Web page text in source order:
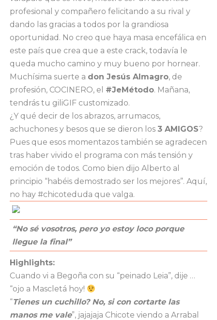
profesional y compañero felicitando a su rival y
dando las gracias a todos por la grandiosa
oportunidad. No creo que haya masa encefálica en
este país que crea que a este crack, todavía le
queda mucho camino y muy bueno por hornear.
Muchísima suerte a don Jesús Almagro, de
profesión, COCINERO, el #JeMétodo. Mañana,
tendrás tu giliGIF customizado.
¿Y qué decir de los abrazos, arrumacos,
achuchones y besos que se dieron los 3 AMIGOS?
Pues que esos momentazos también se agradecen
tras haber vivido el programa con más tensión y
emoción de todos. Como bien dijo Alberto al
principio “habéis demostrado ser los mejores”. Aquí,
no hay #chicoteduda que valga.
“No sé vosotros, pero yo estoy loco porque
llegue la final”
Highlights:
Cuando vi a Begoña con su “peinado Leia”, dije …
“ojo a Mascletá hoy!
“Tienes un cuchillo? No, si con cortarte las
manos me vale”, jajajaja Chicote viendo a Arrabal